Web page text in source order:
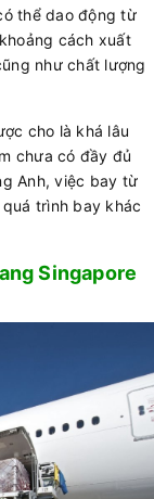
thể dao động từ
cách xuất
như chất lượng
cho là khá lâu
chưa có đầy đủ
Anh, việc bay từ
trình bay khác
Singapore